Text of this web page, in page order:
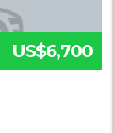
US$6,700